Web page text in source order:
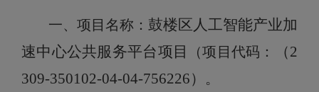
一、项目名称： 鼓楼区人工智能产业加
速中心公共服务平台项目
（项目代码： （2
309-350102-04-04-756226） 。